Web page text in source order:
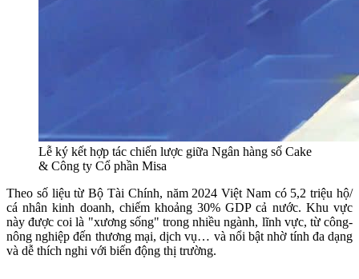
Lễ ký kết hợp tác chiến lược giữa Ngân hàng số Cake
& Công ty Cổ phần Misa
Theo số liệu từ Bộ Tài Chính, năm 2024 Việt Nam có 5,2 triệu hộ/
cá nhân kinh doanh, chiếm khoảng 30% GDP cả nước. Khu vực
này được coi là "xương sống" trong nhiều ngành, lĩnh vực, từ công-
nông nghiệp đến thương mại, dịch vụ… và nổi bật nhờ tính đa dạng
và dễ thích nghi với biến động thị trường.